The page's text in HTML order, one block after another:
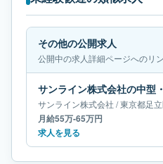
その他の公開求人
公開中の求人詳細ページへのリ
サンライン株式会社 /東京都足
月給55万-65万円
求人を見る